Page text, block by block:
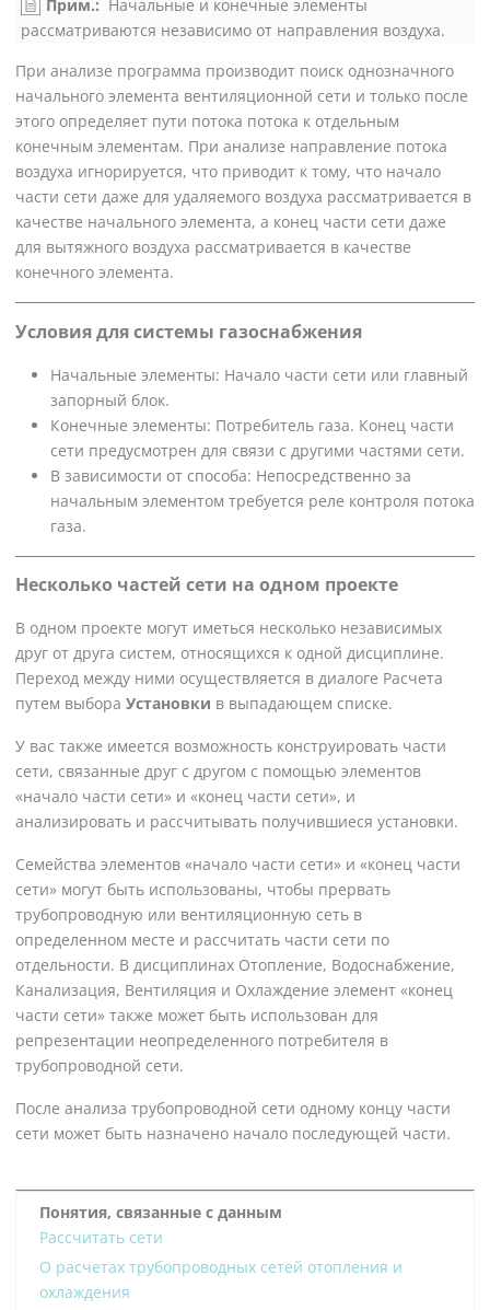
Прим.: Начальные и конечные элементы
рассматриваются независимо от направления воздуха.
При анализе программа производит поиск однозначного
начального элемента вентиляционной сети и только после
этого определяет пути потока потока к отдельным
конечным элементам. При анализе направление потока
воздуха игнорируется, что приводит к тому, что начало
части сети даже для удаляемого воздуха рассматривается в
качестве начального элемента, а конец части сети даже
для вытяжного воздуха рассматривается в качестве
конечного элемента.
Условия для системы газоснабжения
Начальные элементы: Начало части сети или главный
запорный блок.
Конечные элементы: Потребитель газа. Конец части
сети предусмотрен для связи с другими частями сети.
В зависимости от способа: Непосредственно за
начальным элементом требуется реле контроля потока
газа.
Несколько частей сети на одном проекте
В одном проекте могут иметься несколько независимых
друг от друга систем, относящихся к одной дисциплине.
Переход между ними осуществляется в диалоге Расчета
путем выбора Установки в выпадающем списке.
У вас также имеется возможность конструировать части
сети, связанные друг с другом с помощью элементов
«начало части сети» и «конец части сети», и
анализировать и рассчитывать получившиеся установки.
Семейства элементов «начало части сети» и «конец части
сети» могут быть использованы, чтобы прервать
трубопроводную или вентиляционную сеть в
определенном месте и рассчитать части сети по
отдельности. В дисциплинах Отопление, Водоснабжение,
Канализация, Вентиляция и Охлаждение элемент «конец
части сети» также может быть использован для
репрезентации неопределенного потребителя в
трубопроводной сети.
После анализа трубопроводной сети одному концу части
сети может быть назначено начало последующей части.
Понятия, связанные с данным
Рассчитать сети
О расчетах трубопроводных сетей отопления и
охлаждения